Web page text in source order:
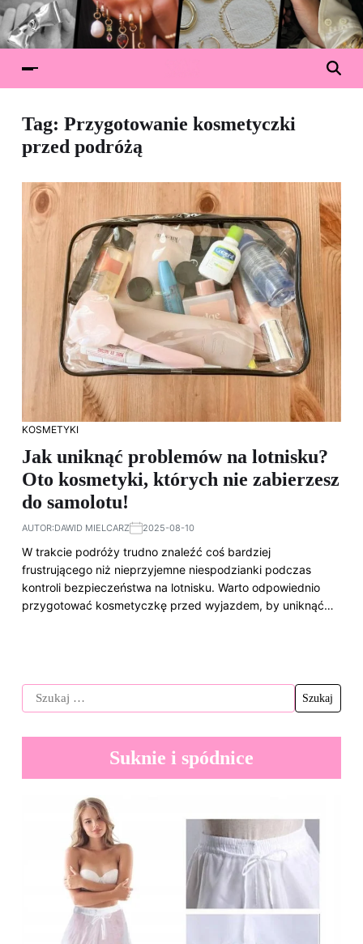
Tag: Przygotowanie kosmetyczki
przed podróżą
KOSMETYKI
Jak uniknąć problemów na lotnisku?
Oto kosmetyki, których nie zabierzesz
do samolotu!
AUTOR:DAWID MIELCARZ 2025-08-10
W trakcie podróży trudno znaleźć coś bardziej
frustrującego niż nieprzyjemne niespodzianki podczas
kontroli bezpieczeństwa na lotnisku. Warto odpowiednio
przygotować kosmetyczkę przed wyjazdem, by uniknąć…
Suknie i spódnice